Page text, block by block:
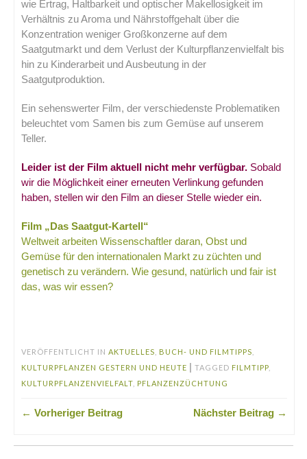
wie Ertrag, Haltbarkeit und optischer Makellosigkeit im
Verhältnis zu Aroma und Nährstoffgehalt über die
Konzentration weniger Großkonzerne auf dem
Saatgutmarkt und dem Verlust der Kulturpflanzenvielfalt bis
hin zu Kinderarbeit und Ausbeutung in der
Saatgutproduktion.
Ein sehenswerter Film, der verschiedenste Problematiken
beleuchtet vom Samen bis zum Gemüse auf unserem
Teller.
Leider ist der Film aktuell nicht mehr verfügbar. Sobald
wir die Möglichkeit einer erneuten Verlinkung gefunden
haben, stellen wir den Film an dieser Stelle wieder ein.
Film „Das Saatgut-Kartell“
Weltweit arbeiten Wissenschaftler daran, Obst und
Gemüse für den internationalen Markt zu züchten und
genetisch zu verändern. Wie gesund, natürlich und fair ist
das, was wir essen?
VERÖFFENTLICHT IN AKTUELLES BUCH- UND FILMTIPPS
KULTURPFLANZEN GESTERN UND HEUTE | TAGGED FILMTIPP
KULTURPFLANZENVIELFALT PFLANZENZÜCHTUNG
← Vorheriger Beitrag Nächster Beitrag →